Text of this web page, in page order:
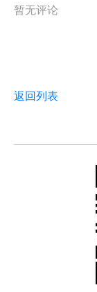
暂无评论
返回列表